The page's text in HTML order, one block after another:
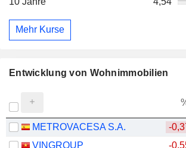
Mehr Kurse
Entwicklung von Wohnimmobilien
METROVACESA S.A. -
VINGROUP
-